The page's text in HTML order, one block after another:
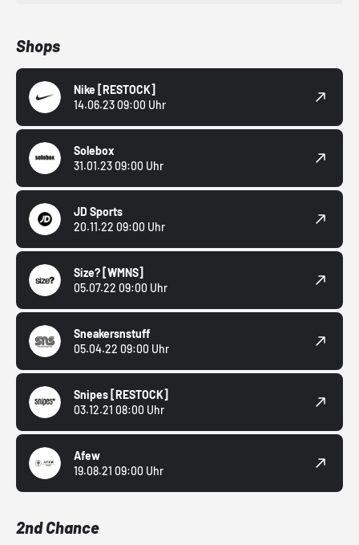
Shops
Nike [RESTOCK]
14.06.23 09:00 Uhr
Solebox
31.01.23 09:00 Uhr
JD Sports
20.11.22 09:00 Uhr
Size? [WMNS]
05.07.22 09:00 Uhr
Sneakersnstuff
05.04.22 09:00 Uhr
Snipes [RESTOCK]
03.12.21 08:00 Uhr
Afew
19.08.21 09:00 Uhr
2nd Chance